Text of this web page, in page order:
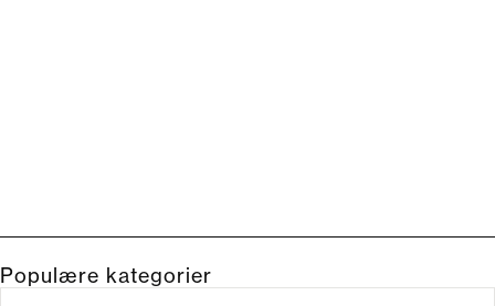
Populære kategorier